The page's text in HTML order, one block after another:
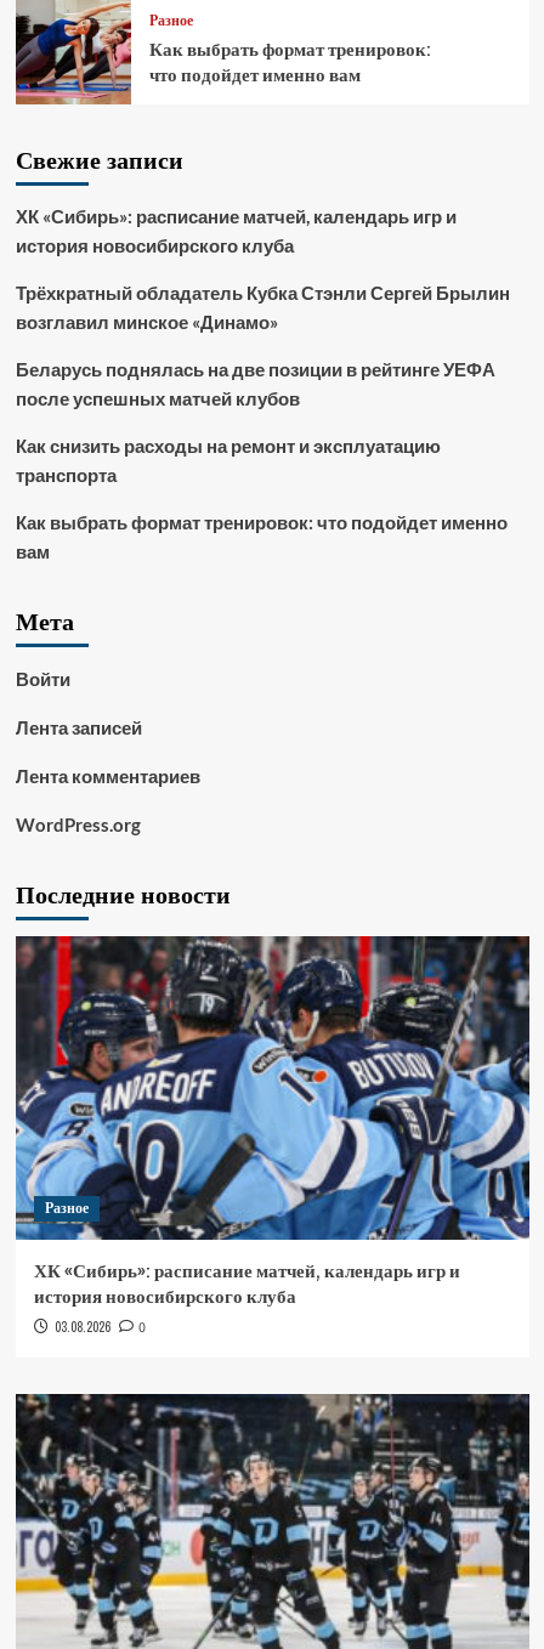
Разное
Как выбрать формат тренировок:
что подойдет именно вам
Свежие записи
ХК «Сибирь»: расписание матчей, календарь игр и
история новосибирского клуба
Трёхкратный обладатель Кубка Стэнли Сергей Брылин
возглавил минское «Динамо»
Беларусь поднялась на две позиции в рейтинге УЕФА
после успешных матчей клубов
Как снизить расходы на ремонт и эксплуатацию
транспорта
Как выбрать формат тренировок: что подойдет именно
вам
Мета
Войти
Лента записей
Лента комментариев
WordPress.org
Последние новости
Разное
ХК «Сибирь»: расписание матчей, календарь игр и
история новосибирского клуба
03.08.2026 0